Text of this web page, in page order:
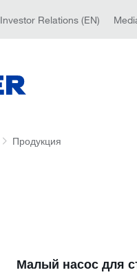
Investor Relations (EN)
Продукция
Малый насос для